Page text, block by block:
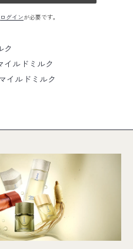
ログインが必要です。
ク
イルドミルク
イルドミルク